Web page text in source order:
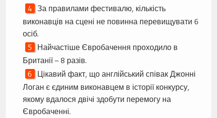
За правилами фестивалю, кількість
виконавців на сцені не повинна перевищувати 6
осіб.
Найчастіше Євробачення проходило в
Британії – 8 разів.
Цікавий факт, що англійський співак Джонні
Логан є єдиним виконавцем в історії конкурсу,
якому вдалося двічі здобути перемогу на
Євробаченні.